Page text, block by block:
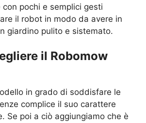
con pochi e semplici gesti
il robot in modo da avere in
giardino pulito e sistemato.
il Robomow
in grado di soddisfare le
complice il suo carattere
Se poi a ciò aggiungiamo che è